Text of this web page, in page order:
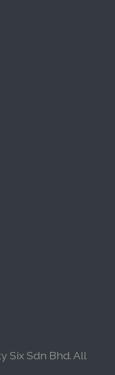
Six Sdn Bhd. All